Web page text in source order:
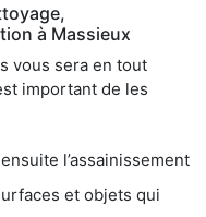
à Massieux
vous sera en tout
important de les
l’assainissement
et objets qui